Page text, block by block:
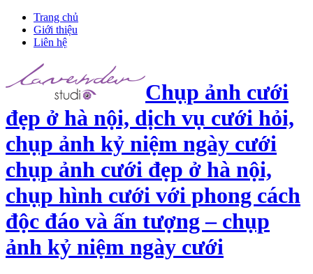
Trang chủ
Giới thiệu
Liên hệ
Chụp ảnh cưới
đẹp ở hà nội, dịch vụ cưới hỏi,
chụp ảnh kỷ niệm ngày cưới
chụp ảnh cưới đẹp ở hà nội,
chụp hình cưới với phong cách
độc đáo và ấn tượng – chụp
ảnh kỷ niệm ngày cưới